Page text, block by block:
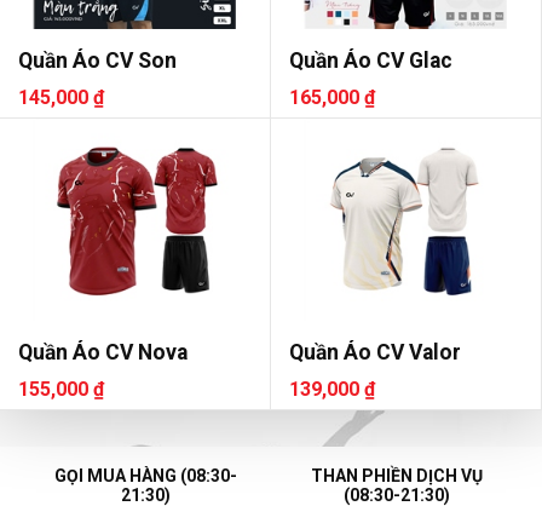
Quần Áo CV Son
145,000 ₫
Quần Áo CV Glac
165,000 ₫
Quần Áo CV Nova
155,000 ₫
Quần Áo CV Valor
139,000 ₫
GỌI MUA HÀNG (08:30-
21:30)
THAN PHIỀN DỊCH VỤ
(08:30-21:30)